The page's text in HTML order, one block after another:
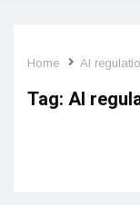
Home AI
Tag: AI